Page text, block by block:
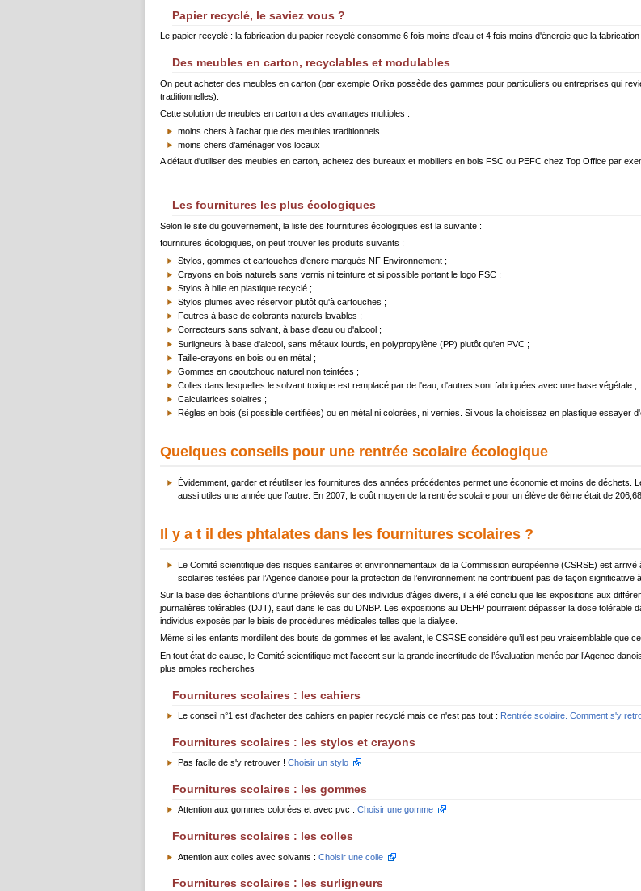
Papier recyclé, le saviez vous ?
Le papier recyclé : la fabrication du papier recyclé consomme 6 fois moins d'eau et 4 fois moins d'énergie que la fabrication
Des meubles en carton, recyclables et modulables
On peut acheter des meubles en carton (par exemple Orika possède des gammes pour particuliers ou entreprises qui
traditionnelles).
Cette solution de meubles en carton a des avantages multiples :
moins chers à l’achat que des meubles traditionnels
moins chers d’aménager vos locaux
A défaut d'utiliser des meubles en carton, achetez des bureaux et mobiliers en bois FSC ou PEFC chez Top Office par
Les fournitures les plus écologiques
Selon le site du gouvernement, la liste des fournitures écologiques est la suivante :
fournitures écologiques, on peut trouver les produits suivants :
Stylos, gommes et cartouches d'encre marqués NF Environnement ;
Crayons en bois naturels sans vernis ni teinture et si possible portant le logo FSC ;
Stylos à bille en plastique recyclé ;
Stylos plumes avec réservoir plutôt qu'à cartouches ;
Feutres à base de colorants naturels lavables ;
Correcteurs sans solvant, à base d'eau ou d'alcool ;
Surligneurs à base d'alcool, sans métaux lourds, en polypropylène (PP) plutôt qu'en PVC ;
Taille-crayons en bois ou en métal ;
Gommes en caoutchouc naturel non teintées ;
Colles dans lesquelles le solvant toxique est remplacé par de l'eau, d'autres sont fabriquées avec une base végétale ;
Calculatrices solaires ;
Règles en bois (si possible certifiées) ou en métal ni colorées, ni vernies. Si vous la choisissez en plastique essayer
Quelques conseils pour une rentrée scolaire écologique
Évidemment, garder et réutiliser les fournitures des années précédentes permet une économie et moins de
aussi utiles une année que l’autre. En 2007, le coût moyen de la rentrée scolaire pour un élève de 6ème était de 206,68
Il y a t il des phtalates dans les fournitures scolaires ?
Le Comité scientifique des risques sanitaires et environnementaux de la Commission européenne (CSRSE) est
scolaires testées par l’Agence danoise pour la protection de l’environnement ne contribuent pas de façon
Sur la base des échantillons d’urine prélevés sur des individus d’âges divers, il a été conclu que les expositions aux
journalières tolérables (DJT), sauf dans le cas du DNBP. Les expositions au DEHP pourraient dépasser la dose tolérable
individus exposés par le biais de procédures médicales telles que la dialyse.
Même si les enfants mordillent des bouts de gommes et les avalent, le CSRSE considère qu’il est peu vraisemblable que
En tout état de cause, le Comité scientifique met l’accent sur la grande incertitude de l’évaluation menée par l’Agence
plus amples recherches
Fournitures scolaires : les cahiers
Le conseil n°1 est d'acheter des cahiers en papier recyclé mais ce n'est pas tout : Rentrée scolaire. Comment s'y
Fournitures scolaires : les stylos et crayons
Pas facile de s'y retrouver ! Choisir un stylo
Fournitures scolaires : les gommes
Attention aux gommes colorées et avec pvc : Choisir une gomme
Fournitures scolaires : les colles
Attention aux colles avec solvants : Choisir une colle
Fournitures scolaires : les surligneurs